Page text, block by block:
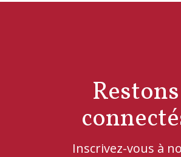
Restons
Inscrivez-vous à